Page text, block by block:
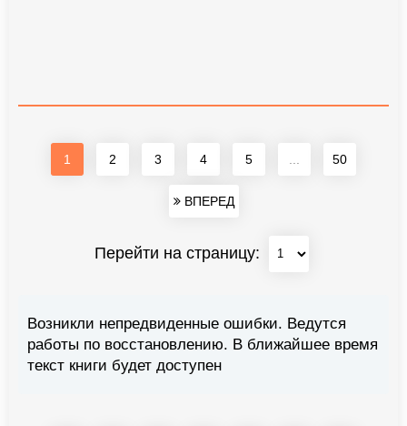
1 2 3 4 5 50
ВПЕРЕД
Перейти на страницу:
Возникли непредвиденные ошибки. Ведутся
работы по восстановлению. В ближайшее время
текст книги будет доступен